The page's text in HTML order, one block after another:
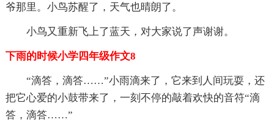
爷那里。小鸟苏醒了，天气也晴朗了。
小鸟又重新飞上了蓝天，对大家说了声谢谢。
下雨的时候小学四年级作文8
“滴答，滴答……”小雨滴来了，它来到人间玩耍，还
把它心爱的小鼓带来了，一刻不停的敲着欢快的音符“滴
答，滴答……”